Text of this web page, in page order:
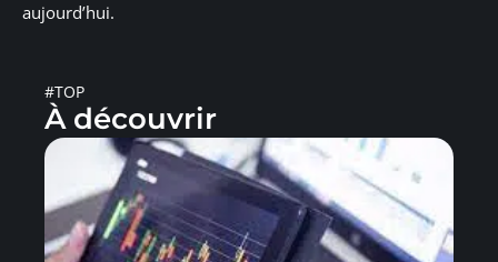
aujourd’hui.
#TOP
À découvrir